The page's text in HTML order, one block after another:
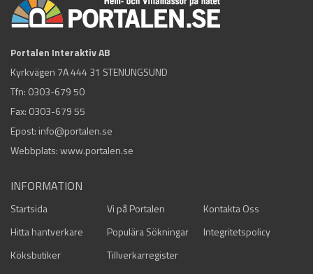
Portalen Interaktiv AB
Kyrkvägen 7A 444 31 STENUNGSUND
Tfn: 0303-679 50
Fax: 0303-679 55
Epost: info@portalen.se
Webbplats: www.portalen.se
INFORMATION
Startsida Vi på Portalen
Kontakta Oss
Hitta hantverkare
Populära Sökningar
Integritetspolicy
Köksbutiker
Tillverkarregister